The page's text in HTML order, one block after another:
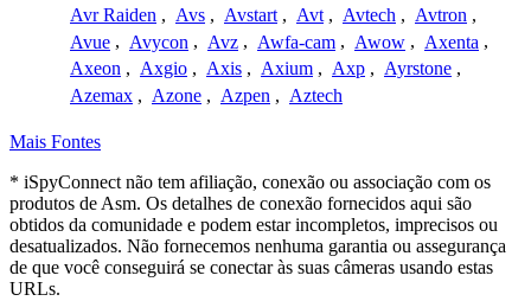
Avr Raiden , Avs , Avstart , Avt , Avtech , Avtron ,
Avue , Avycon , Avz , Awfa-cam , Awow , Axenta ,
Axeon , Axgio , Axis , Axium , Axp , Ayrstone ,
Azemax , Azone , Azpen , Aztech
Mais Fontes
* iSpyConnect não tem afiliação, conexão ou associação com os
produtos de Asm. Os detalhes de conexão fornecidos aqui são
obtidos da comunidade e podem estar incompletos, imprecisos ou
desatualizados. Não fornecemos nenhuma garantia ou assegurança
de que você conseguirá se conectar às suas câmeras usando estas
URLs.